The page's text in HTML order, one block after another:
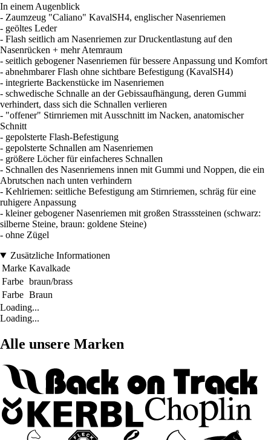
In einem Augenblick
- Zaumzeug "Caliano" KavalSH4, englischer Nasenriemen
- geöltes Leder
- Flash seitlich am Nasenriemen zur Druckentlastung auf den
Nasenrücken + mehr Atemraum
- seitlich gebogener Nasenriemen für bessere Anpassung und Komfort
- abnehmbarer Flash ohne sichtbare Befestigung (KavalSH4)
- integrierte Backenstücke im Nasenriemen
- schwedische Schnalle an der Gebissaufhängung, deren Gummi
verhindert, dass sich die Schnallen verlieren
- "offener" Stirnriemen mit Ausschnitt im Nacken, anatomischer
Schnitt
- gepolsterte Flash-Befestigung
- gepolsterte Schnallen am Nasenriemen
- größere Löcher für einfacheres Schnallen
- Schnallen des Nasenriemens innen mit Gummi und Noppen, die ein
Abrutschen nach unten verhindern
- Kehlriemen: seitliche Befestigung am Stirnriemen, schräg für eine
ruhigere Anpassung
- kleiner gebogener Nasenriemen mit großen Strasssteinen (schwarz:
silberne Steine, braun: goldene Steine)
- ohne Zügel
Zusätzliche Informationen
Marke Kavalkade
Farbe braun/brass
Farbe Braun
Loading...
Loading...
Alle unsere Marken